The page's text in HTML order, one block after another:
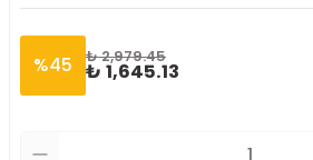
%45 ₺ 2,979.45
₺ 1,645.13